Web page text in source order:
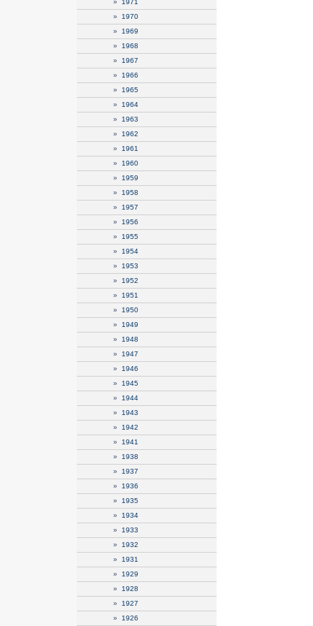
» 1971
» 1970
» 1969
» 1968
» 1967
» 1966
» 1965
» 1964
» 1963
» 1962
» 1961
» 1960
» 1959
» 1958
» 1957
» 1956
» 1955
» 1954
» 1953
» 1952
» 1951
» 1950
» 1949
» 1948
» 1947
» 1946
» 1945
» 1944
» 1943
» 1942
» 1941
» 1938
» 1937
» 1936
» 1935
» 1934
» 1933
» 1932
» 1931
» 1929
» 1928
» 1927
» 1926